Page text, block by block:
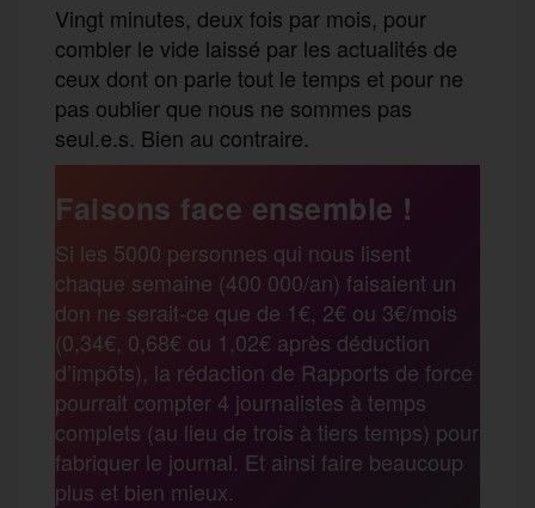
Vingt minutes, deux fois par mois, pour
combler le vide laissé par les actualités de
ceux dont on parle tout le temps et pour ne
pas oublier que nous ne sommes pas
seul.e.s. Bien au contraire.
Faisons face ensemble !
Si les 5000 personnes qui nous lisent
chaque semaine (400 000/an) faisaient un
don ne serait-ce que de 1€, 2€ ou 3€/mois
(0,34€, 0,68€ ou 1,02€ après déduction
d’impôts), la rédaction de Rapports de force
pourrait compter 4 journalistes à temps
complets (au lieu de trois à tiers temps) pour
fabriquer le journal. Et ainsi faire beaucoup
plus et bien mieux.